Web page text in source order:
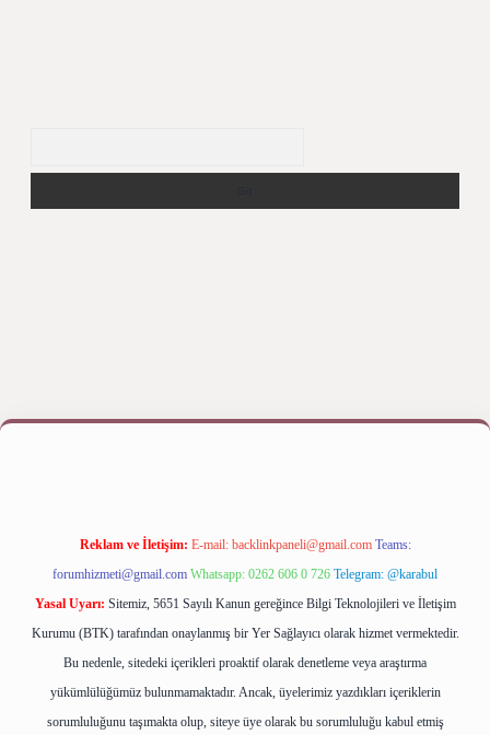
yapbetexper bahis
Reklam ve İletişim: E-mail: backlinkpaneli@gmail.com Teams:
forumhizmeti@gmail.com Whatsapp: 0262 606 0 726 Telegram: @karabul
Yasal Uyarı: Sitemiz, 5651 Sayılı Kanun gereğince Bilgi Teknolojileri ve İletişim
Kurumu (BTK) tarafından onaylanmış bir Yer Sağlayıcı olarak hizmet vermektedir.
Bu nedenle, sitedeki içerikleri proaktif olarak denetleme veya araştırma
yükümlülüğümüz bulunmamaktadır. Ancak, üyelerimiz yazdıkları içeriklerin
sorumluluğunu taşımakta olup, siteye üye olarak bu sorumluluğu kabul etmiş